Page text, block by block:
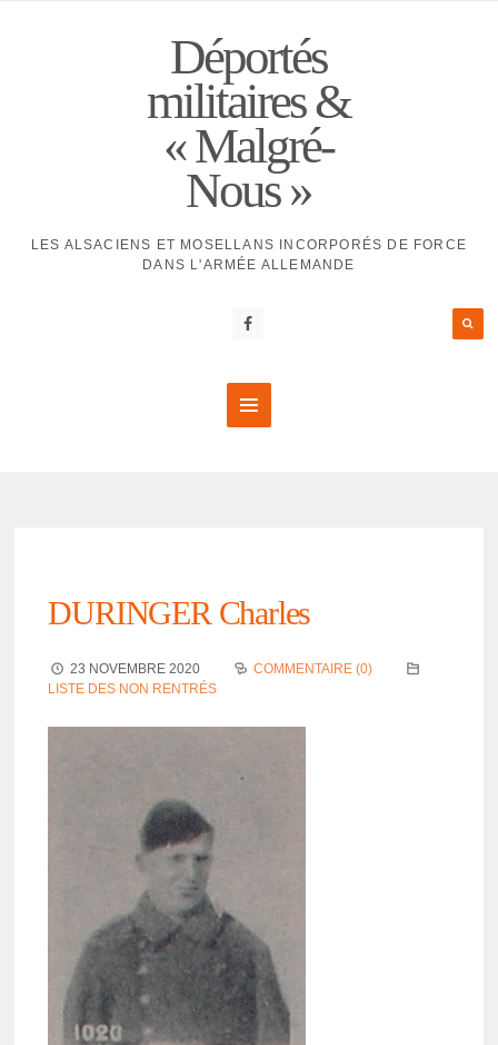
Déportés
militaires &
« Malgré-
Nous »
LES ALSACIENS ET MOSELLANS INCORPORÉS DE FORCE
DANS L'ARMÉE ALLEMANDE
DURINGER Charles
23 NOVEMBRE 2020
COMMENTAIRE (0)
LISTE DES NON RENTRÉS